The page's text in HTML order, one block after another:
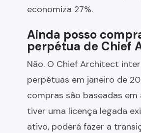
economiza 27%.
Ainda posso
perpétua de Chief
Não. O Chief Architect
perpétuas em janeiro de
compras são baseadas em
tiver uma licença legada
ativo, poderá fazer a